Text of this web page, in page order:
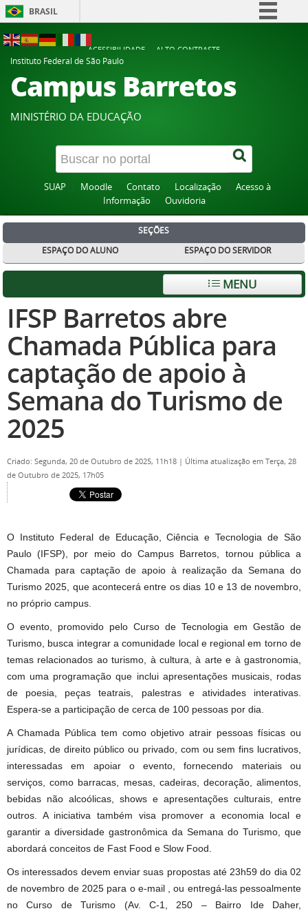
BRASIL
Participe
Acesso à informação
Canais
ACESSIBILIDADE
ALTO CONTRASTE
Instituto Federal de São Paulo
Campus Barretos
MINISTÉRIO DA EDUCAÇÃO
SUAP Moodle Contato Localização
Acesso à
Informação
Ouvidoria
SEÇÕES
ESPAÇO DO ALUNO
ESPAÇO DO SERVIDOR
MENU
IFSP Barretos abre
Chamada Pública para
captação de apoio à
Semana do Turismo de
2025
Criado: Segunda, 20 de Outubro de 2025, 11h18 | Última atualização em Terça, 28
de Outubro de 2025, 17h05
O Instituto Federal de Educação, Ciência e Tecnologia de São
Paulo (IFSP), por meio do Campus Barretos, tornou pública a
Chamada para captação de apoio à realização da Semana do
Turismo 2025, que acontecerá entre os dias 10 e 13 de novembro,
no próprio campus.
O evento, promovido pelo Curso de Tecnologia em Gestão de
Turismo, busca integrar a comunidade local e regional em torno de
temas relacionados ao turismo, à cultura, à arte e à gastronomia,
com uma programação que inclui apresentações musicais, rodas
de poesia, peças teatrais, palestras e atividades interativas.
Espera-se a participação de cerca de 100 pessoas por dia.
A Chamada Pública tem como objetivo atrair pessoas físicas ou
jurídicas, de direito público ou privado, com ou sem fins lucrativos,
interessadas em apoiar o evento, fornecendo materiais ou
serviços, como barracas, mesas, cadeiras, decoração, alimentos,
bebidas não alcoólicas, shows e apresentações culturais, entre
outros. A iniciativa também visa promover a economia local e
garantir a diversidade gastronômica da Semana do Turismo, que
abordará conceitos de Fast Food e Slow Food.
Os interessados devem enviar suas propostas até 23h59 do dia 02
de novembro de 2025 para o e-mail , ou entregá-las pessoalmente
no Curso de Turismo (Av. C-1, 250 – Bairro Ide Daher,